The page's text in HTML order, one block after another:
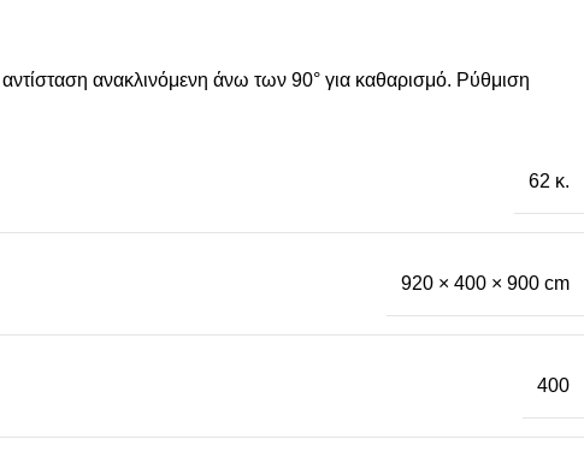
ανακλινόμενη άνω των 90° για καθαρισμό. Ρύθμιση
62 κ.
920 × 400 × 900 cm
400